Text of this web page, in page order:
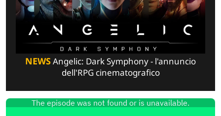
NEWSAngelic: Dark Symphony - l'annuncio
dell'RPG cinematografico